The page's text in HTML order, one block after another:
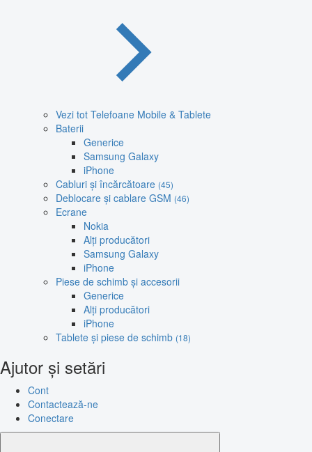
Vezi tot Telefoane Mobile & Tablete
Baterii
Generice
Samsung Galaxy
iPhone
Cabluri și încărcătoare (45)
Deblocare și cablare GSM (46)
Ecrane
Nokia
Alți producători
Samsung Galaxy
iPhone
Piese de schimb și accesorii
Generice
Alți producători
iPhone
Tablete și piese de schimb (18)
Ajutor și setări
Cont
Contactează-ne
Conectare